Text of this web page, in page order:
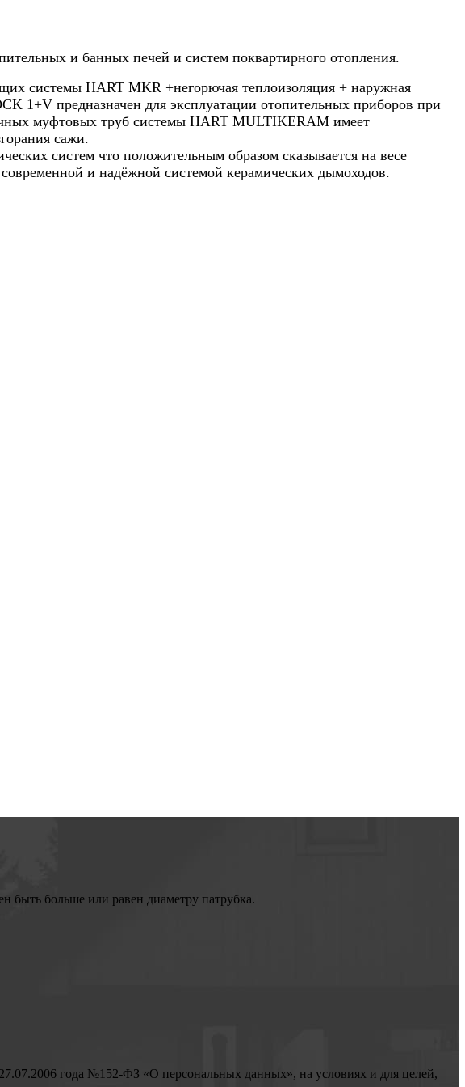
и банных печей и систем поквартирного отопления.
системы HART MKR +негорючая теплоизоляция + наружная
1+V предназначен для эксплуатации отопительных приборов при
муфтовых труб системы HART MULTIKERAM имеет
сажи.
систем что положительным образом сказывается на весе
и надёжной системой керамических дымоходов.
быть больше или равен диаметру патрубка.
года №152-ФЗ «О персональных данных», на условиях и для целей,